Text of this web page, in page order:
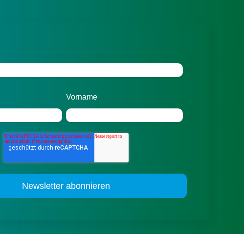
Vorname